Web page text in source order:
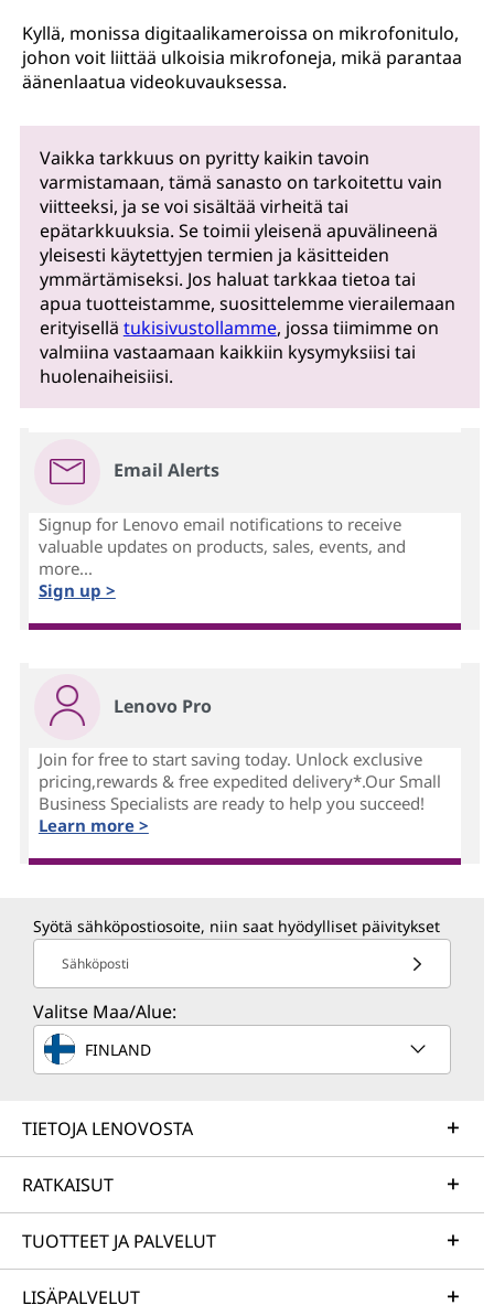
Kyllä, monissa digitaalikameroissa on mikrofonitulo,
johon voit liittää ulkoisia mikrofoneja, mikä parantaa
äänenlaatua videokuvauksessa.
Vaikka tarkkuus on pyritty kaikin tavoin
varmistamaan, tämä sanasto on tarkoitettu vain
viitteeksi, ja se voi sisältää virheitä tai
epätarkkuuksia. Se toimii yleisenä apuvälineenä
yleisesti käytettyjen termien ja käsitteiden
ymmärtämiseksi. Jos haluat tarkkaa tietoa tai
apua tuotteistamme, suosittelemme vierailemaan
erityisellä tukisivustollamme, jossa tiimimme on
valmiina vastaamaan kaikkiin kysymyksiisi tai
huolenaiheisiisi.
Email Alerts
Signup for Lenovo email notifications to receive
valuable updates on products, sales, events, and
more...
Sign up >
Lenovo Pro
Join for free to start saving today. Unlock exclusive
pricing,rewards & free expedited delivery*.Our Small
Business Specialists are ready to help you succeed!
Learn more >
Syötä sähköpostiosoite, niin saat hyödylliset päivitykset
Sähköposti
Valitse Maa/Alue:
FINLAND
TIETOJA LENOVOSTA
RATKAISUT
TUOTTEET JA PALVELUT
LISÄPALVELUT